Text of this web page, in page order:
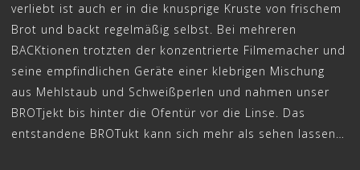
verliebt ist auch er in die knusprige Kruste von frischem
Brot und backt regelmäßig selbst. Bei mehreren
BACKtionen trotzten der konzentrierte Filmemacher und
seine empfindlichen Geräte einer klebrigen Mischung
aus Mehlstaub und Schweißperlen und nahmen unser
BROTjekt bis hinter die Ofentür vor die Linse. Das
entstandene BROTukt kann sich mehr als sehen lassen…